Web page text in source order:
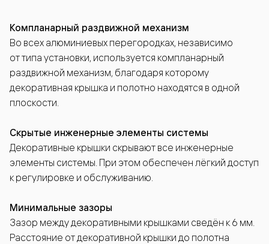
Компланарный раздвижной механизм
Во всех алюминиевых перегородках, независимо
от типа установки, используется компланарный
раздвижной механизм, благодаря которому
декоративная крышка и полотно находятся в одной
плоскости.
Скрытые инженерные элементы системы
Декоративные крышки скрывают все инженерные
элементы системы. При этом обеспечен лёгкий доступ
к регулировке и обслуживанию.
Минимальные зазоры
Зазор между декоративными крышками сведён к 6 мм.
Расстояние от декоративной крышки до полотна